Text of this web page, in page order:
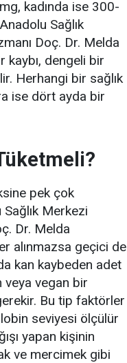
kadında ise 300-
Sağlık
Doç. Dr. Melda
kaybı, dengeli bir
Herhangi bir sağlık
ise dört ayda bir
pek çok
Merkezi
Dr. Melda
alınmazsa geçici de
kan kaybeden adet
veya vegan bir
Bu tip faktörler
seviyesi ölçülür
yapan kişinin
ve mercimek gibi